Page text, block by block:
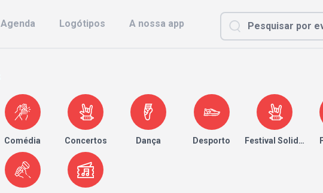
Agenda Logótipos A nossa app
Comédia Concertos Dança Desporto Festival Solidário